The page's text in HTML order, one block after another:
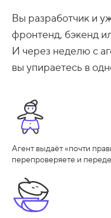
Вы разработчик и
фронтенд, бэкенд
И через неделю с
вы упираетесь в
Агент выдаёт «почти
перепроверяете и